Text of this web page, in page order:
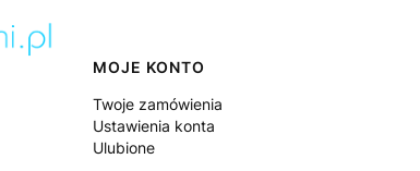
MOJE KONTO
Twoje zamówienia
Ustawienia konta
Ulubione